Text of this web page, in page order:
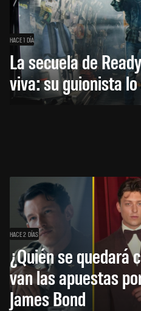
HACE 1 DÍA
La secuela de
viva: su guionista
HACE 2 DÍAS
¿Quién se quedará
van las apuestas
James Bond